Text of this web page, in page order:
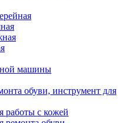
машины
обуви, инструмент для
работы с кожей